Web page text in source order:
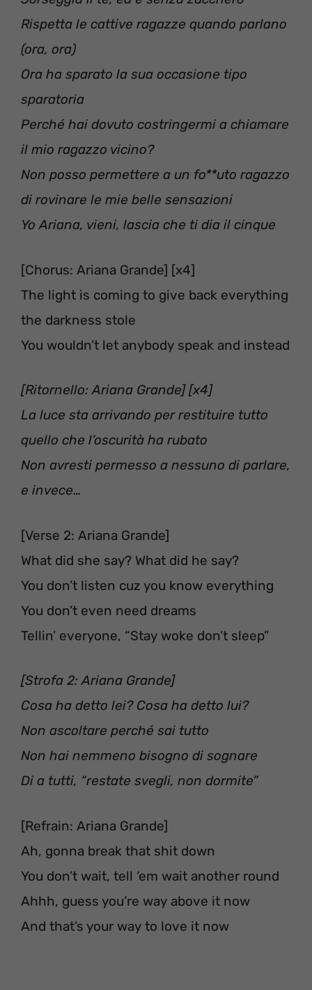
Rispetta le cattive ragazze quando parlano
(ora, ora)
Ora ha sparato la sua occasione tipo
sparatoria
Perché hai dovuto costringermi a chiamare
il mio ragazzo vicino?
Non posso permettere a un fo**uto ragazzo
di rovinare le mie belle sensazioni
Yo Ariana, vieni, lascia che ti dia il cinque
[Chorus: Ariana Grande] [x4]
The light is coming to give back everything
the darkness stole
You wouldn’t let anybody speak and instead
[Ritornello: Ariana Grande] [x4]
La luce sta arrivando per restituire tutto
quello che l’oscurità ha rubato
Non avresti permesso a nessuno di parlare,
e invece…
[Verse 2: Ariana Grande]
What did she say? What did he say?
You don’t listen cuz you know everything
You don’t even need dreams
Tellin’ everyone, “Stay woke don’t sleep”
[Strofa 2: Ariana Grande]
Cosa ha detto lei? Cosa ha detto lui?
Non ascoltare perché sai tutto
Non hai nemmeno bisogno di sognare
Di a tutti, “restate svegli, non dormite”
[Refrain: Ariana Grande]
Ah, gonna break that shit down
You don’t wait, tell ‘em wait another round
Ahhh, guess you’re way above it now
And that’s your way to love it now